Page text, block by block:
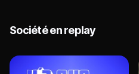
Société en replay